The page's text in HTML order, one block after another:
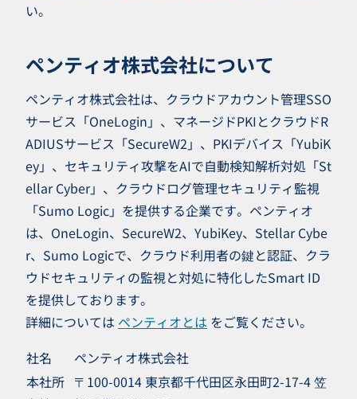
い。
ペンティオ株式会社について
ペンティオ株式会社は、クラウドアカウント管理SSO
サービス「OneLogin」、マネージドPKIとクラウドR
ADIUSサービス「SecureW2」、PKIデバイス「YubiK
ey」、セキュリティ攻撃をAIで自動検知解析対処「St
ellar Cyber」、クラウドログ管理セキュリティ監視
「Sumo Logic」を提供する企業です。ペンティオ
は、OneLogin、SecureW2、YubiKey、Stellar Cybe
r、Sumo Logicで、クラウド利用者の鍵と認証、クラ
ウドセキュリティの監視と対処に特化したSmart ID
を提供しております。
詳細については ペンティオとは をご覧ください。
社名
ペンティオ株式会社
本社所 〒100-0014 東京都千代田区永田町2-17-4 笠